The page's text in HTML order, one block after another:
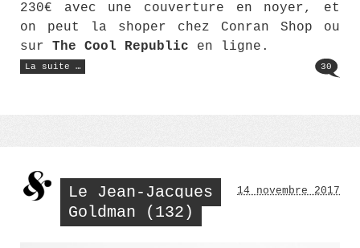
230€ avec une couverture en noyer, et
on peut la shoper chez Conran Shop ou
sur The Cool Republic en ligne.
La suite …
« Le
Jean-
30
Le Jean-Jacques
Goldman (132)
14 novembre 2017